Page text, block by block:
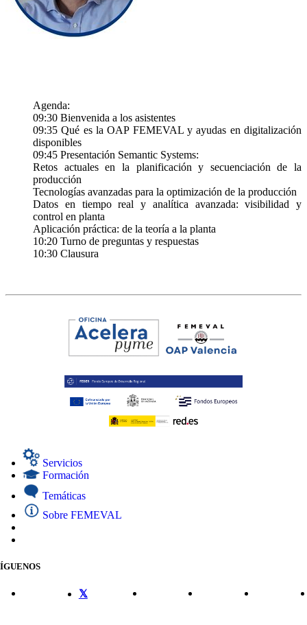
Agenda:
09:30 Bienvenida a los asistentes
09:35 Qué es la OAP FEMEVAL y ayudas en digitalización
disponibles
09:45 Presentación Semantic Systems:
Retos actuales en la planificación y secuenciación de la
producción
Tecnologías avanzadas para la optimización de la producción
Datos en tiempo real y analítica avanzada: visibilidad y
control en planta
Aplicación práctica: de la teoría a la planta
10:20 Turno de preguntas y respuestas
10:30 Clausura
Servicios
Formación
Temáticas
Sobre FEMEVAL